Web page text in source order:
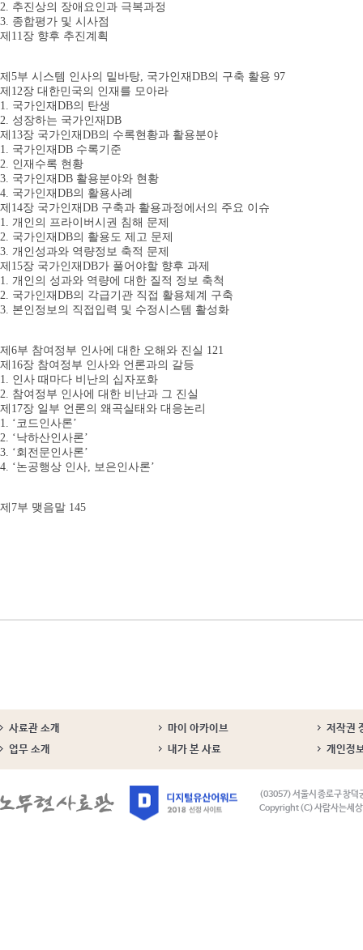
2. 추진상의 장애요인과 극복과정
3. 종합평가 및 시사점
제11장 향후 추진계획
제5부 시스템 인사의 밑바탕, 국가인재DB의 구축 활용 97
제12장 대한민국의 인재를 모아라
1. 국가인재DB의 탄생
2. 성장하는 국가인재DB
제13장 국가인재DB의 수록현황과 활용분야
1. 국가인재DB 수록기준
2. 인재수록 현황
3. 국가인재DB 활용분야와 현황
4. 국가인재DB의 활용사례
제14장 국가인재DB 구축과 활용과정에서의 주요 이슈
1. 개인의 프라이버시권 침해 문제
2. 국가인재DB의 활용도 제고 문제
3. 개인성과와 역량정보 축적 문제
제15장 국가인재DB가 풀어야할 향후 과제
1. 개인의 성과와 역량에 대한 질적 정보 축척
2. 국가인재DB의 각급기관 직접 활용체계 구축
3. 본인정보의 직접입력 및 수정시스템 활성화
제6부 참여정부 인사에 대한 오해와 진실 121
제16장 참여정부 인사와 언론과의 갈등
1. 인사 때마다 비난의 십자포화
2. 참여정부 인사에 대한 비난과 그 진실
제17장 일부 언론의 왜곡실태와 대응논리
1. ‘코드인사론’
2. ‘낙하산인사론’
3. ‘회전문인사론’
4. ‘논공행상 인사, 보은인사론’
제7부 맺음말 145
사료관 소개 마이 아카이브
저작권
업무 소개
내가 본 사료 개인정
(03057) 서울시 종로구 창덕
Copyright (C) 사람사는세